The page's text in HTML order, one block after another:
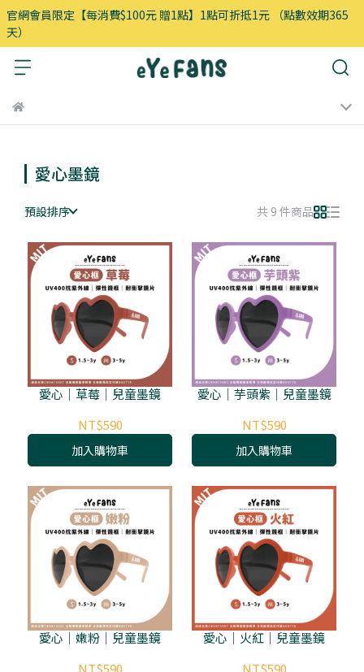
官網會員限定【每消費$100元 贈1點】1點可折抵1元 （點數效期365
天）
愛心墨鏡
預設排序 共 9 件商品
愛心｜草莓｜兒童墨鏡
NT$590
加入購物車
愛心｜芋頭紫｜兒童墨鏡
NT$590
加入購物車
愛心｜嫩粉｜兒童墨鏡
NT$590
愛心｜火紅｜兒童墨鏡
NT$590